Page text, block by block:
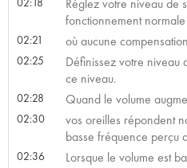
Réglez votre niveau de
fonctionnement normale
02:21 où aucune
02:25
Définissez votre niveau
ce niveau.
02:28 Quand le volume
02:30
vos oreilles répondent
basse fréquence perçu
02:36 Lorsque le volume est